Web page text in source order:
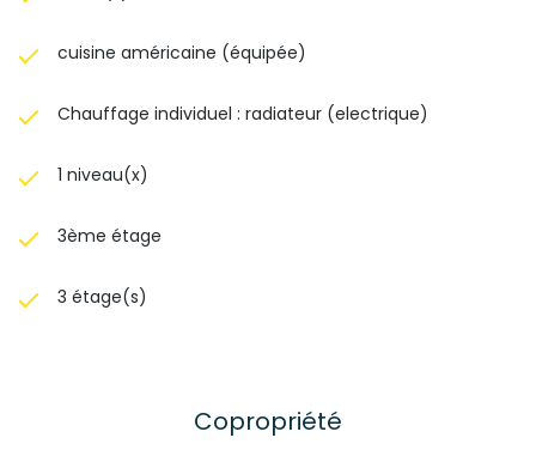
cuisine américaine (équipée)
Chauffage individuel : radiateur (electrique)
1 niveau(x)
3ème étage
3 étage(s)
Copropriété